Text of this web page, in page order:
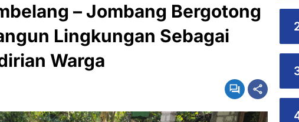
– Jombang Bergotong
Lingkungan Sebagai
Warga